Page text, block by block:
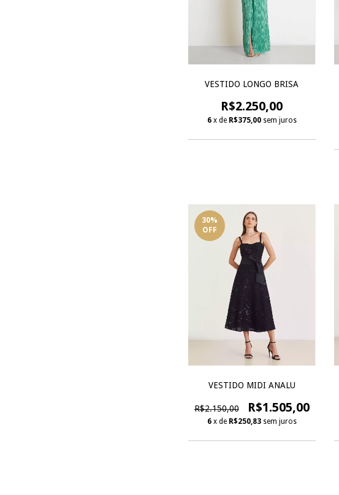
VESTIDO LONGO BRISA
R$2.250,00
6 x de R$375,00 sem juros
30%
OFF
VESTIDO MIDI ANALU
R$2.150,00 R$1.505,00
6 x de R$250,83 sem juros